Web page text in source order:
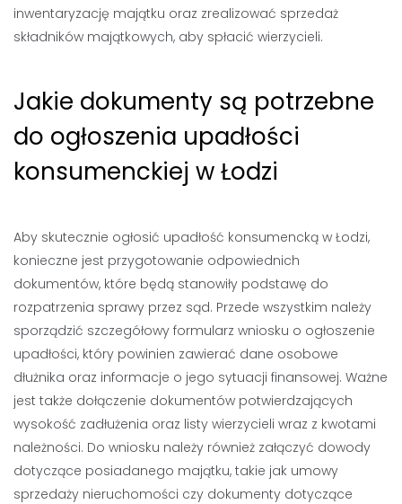
inwentaryzację majątku oraz zrealizować sprzedaż
składników majątkowych, aby spłacić wierzycieli.
Jakie dokumenty są potrzebne
do ogłoszenia upadłości
konsumenckiej w Łodzi
Aby skutecznie ogłosić upadłość konsumencką w Łodzi,
konieczne jest przygotowanie odpowiednich
dokumentów, które będą stanowiły podstawę do
rozpatrzenia sprawy przez sąd. Przede wszystkim należy
sporządzić szczegółowy formularz wniosku o ogłoszenie
upadłości, który powinien zawierać dane osobowe
dłużnika oraz informacje o jego sytuacji finansowej. Ważne
jest także dołączenie dokumentów potwierdzających
wysokość zadłużenia oraz listy wierzycieli wraz z kwotami
należności. Do wniosku należy również załączyć dowody
dotyczące posiadanego majątku, takie jak umowy
sprzedaży nieruchomości czy dokumenty dotyczące